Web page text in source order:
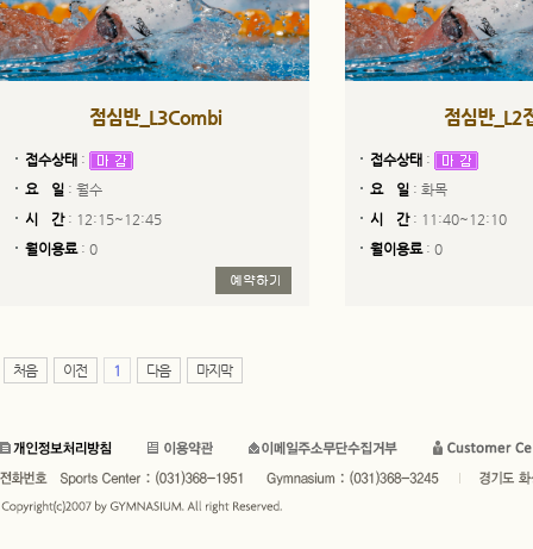
점심반_L3Combi
접수상태 :
요 일 : 월수
시 간: 12:15~12:45
월이용료: 0
점심반_L2
접수상태 :
요 일 : 화목
시 간: 11:40~12:10
월이용료: 0
처음 이전 1 다음 마지막